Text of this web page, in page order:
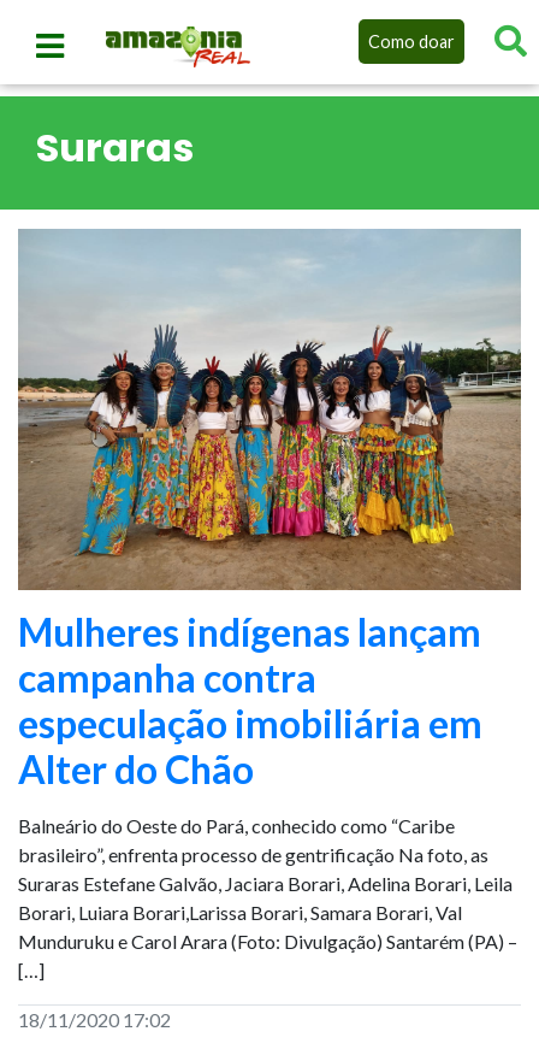
Como doar
Suraras
Mulheres indígenas lançam
campanha contra
especulação imobiliária em
Alter do Chão
Balneário do Oeste do Pará, conhecido como “Caribe
brasileiro”, enfrenta processo de gentrificação Na foto, as
Suraras Estefane Galvão, Jaciara Borari, Adelina Borari, Leila
Borari, Luiara Borari,Larissa Borari, Samara Borari, Val
Munduruku e Carol Arara (Foto: Divulgação) Santarém (PA) –
[…]
18/11/2020 17:02